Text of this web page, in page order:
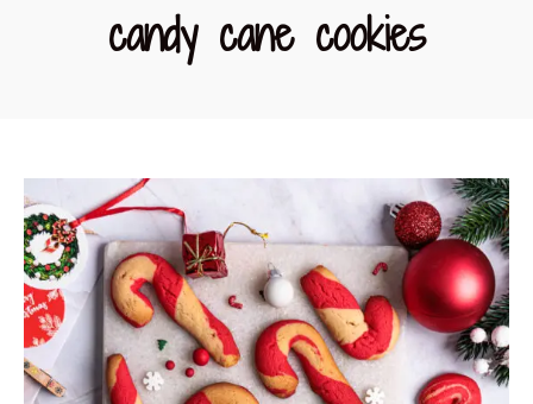
candy cane cookies